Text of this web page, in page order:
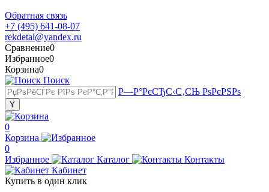
Обратная связь
+7 (495) 641-08-07
rekdetal@yandex.ru
Сравнение0
Избранное0
Корзина0
Поиск
Р—Р°РєСЂС‹С‚СЊ РѕРєРЅРѕ
0
Корзина
0
Избранное
Каталог
Контакты
Кабинет
Купить в один клик